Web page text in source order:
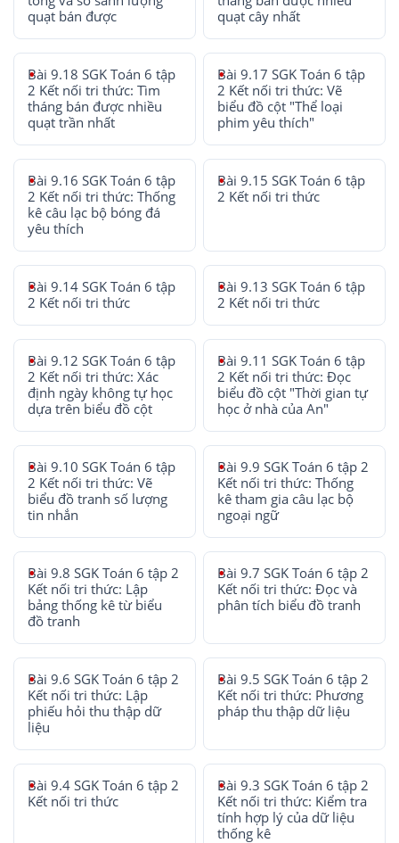
quạt bán được
quạt cây nhất
Bài 9.18 SGK Toán 6 tập
2 Kết nối tri thức: Tìm
tháng bán được nhiều
quạt trần nhất
Bài 9.17 SGK Toán 6 tập
2 Kết nối tri thức: Vẽ
biểu đồ cột "Thể loại
phim yêu thích"
Bài 9.16 SGK Toán 6 tập
2 Kết nối tri thức: Thống
kê câu lạc bộ bóng đá
yêu thích
Bài 9.15 SGK Toán 6 tập
2 Kết nối tri thức
Bài 9.14 SGK Toán 6 tập
2 Kết nối tri thức
Bài 9.13 SGK Toán 6 tập
2 Kết nối tri thức
Bài 9.12 SGK Toán 6 tập
2 Kết nối tri thức: Xác
định ngày không tự học
dựa trên biểu đồ cột
Bài 9.11 SGK Toán 6 tập
2 Kết nối tri thức: Đọc
biểu đồ cột "Thời gian tự
học ở nhà của An"
Bài 9.10 SGK Toán 6 tập
2 Kết nối tri thức: Vẽ
biểu đồ tranh số lượng
tin nhắn
Bài 9.9 SGK Toán 6 tập 2
Kết nối tri thức: Thống
kê tham gia câu lạc bộ
ngoại ngữ
Bài 9.8 SGK Toán 6 tập 2
Kết nối tri thức: Lập
bảng thống kê từ biểu
đồ tranh
Bài 9.7 SGK Toán 6 tập 2
Kết nối tri thức: Đọc và
phân tích biểu đồ tranh
Bài 9.6 SGK Toán 6 tập 2
Kết nối tri thức: Lập
phiếu hỏi thu thập dữ
liệu
Bài 9.5 SGK Toán 6 tập 2
Kết nối tri thức: Phương
pháp thu thập dữ liệu
Bài 9.4 SGK Toán 6 tập 2
Kết nối tri thức
Bài 9.3 SGK Toán 6 tập 2
Kết nối tri thức: Kiểm tra
tính hợp lý của dữ liệu
thống kê